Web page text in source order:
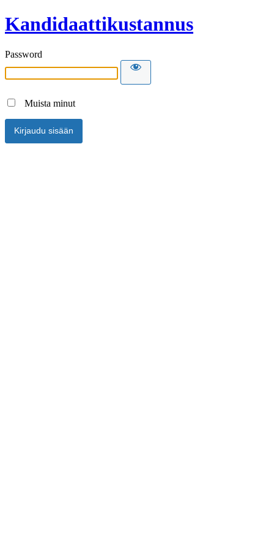
Kandidaattikustannus
Password
Muista minut